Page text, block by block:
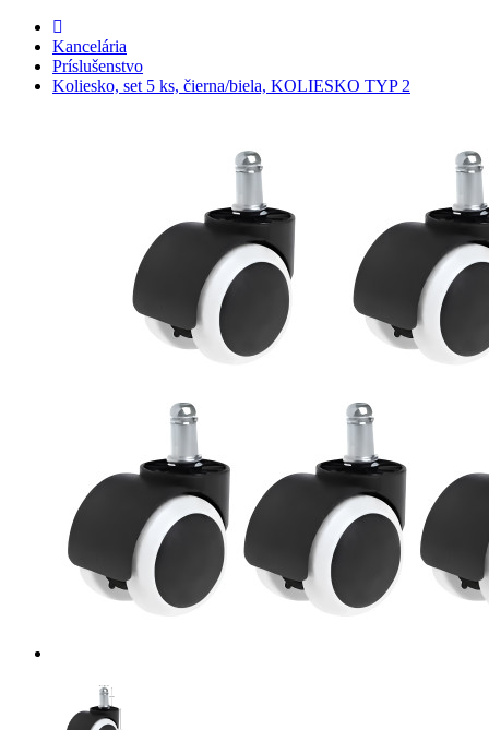
Kancelária
Príslušenstvo
Koliesko, set 5 ks, čierna/biela, KOLIESKO TYP 2